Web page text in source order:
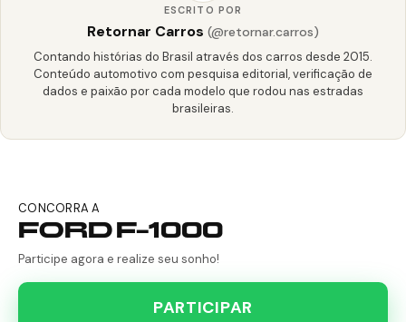
ESCRITO POR
Retornar Carros (@retornar.carros)
Contando histórias do Brasil através dos carros desde 2015.
Conteúdo automotivo com pesquisa editorial, verificação de
dados e paixão por cada modelo que rodou nas estradas
brasileiras.
CONCORRA A
FORD F-1000
Participe agora e realize seu sonho!
PARTICIPAR